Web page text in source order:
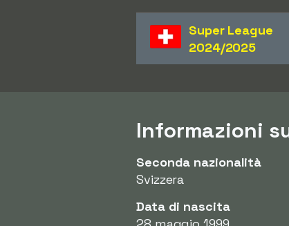
Super League
2024/2025
Informazioni
Seconda nazionalità
Svizzera
Data di nascita